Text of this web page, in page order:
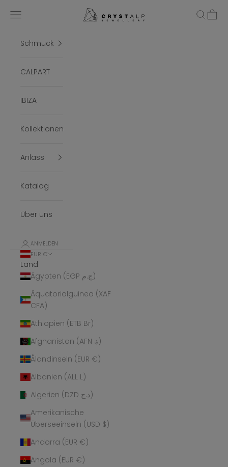
crystalpjewelry
Menü Suchen
Schmuck
CALPART
IBIZA
Kollektionen
Anlass
Katalog
Über uns
ANMELDEN
EUR €
Land
Ägypten (EGP ج.م)
Äquatorialguinea (XAF
CFA)
Äthiopien (ETB Br)
Afghanistan (AFN ؋)
Ålandinseln (EUR €)
Albanien (ALL L)
Algerien (DZD د.ج)
Amerikanische
Überseeinseln (USD $)
Andorra (EUR €)
Angola (EUR €)